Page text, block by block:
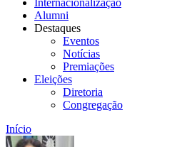
Internacionalização
Alumni
Destaques
Eventos
Notícias
Premiações
Eleições
Diretoria
Congregação
Início